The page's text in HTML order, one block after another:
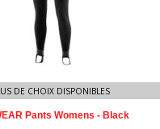
Pants Womens - Black
$215.95
DE CHOIX DISPONIBLES
Pants Womens - Black